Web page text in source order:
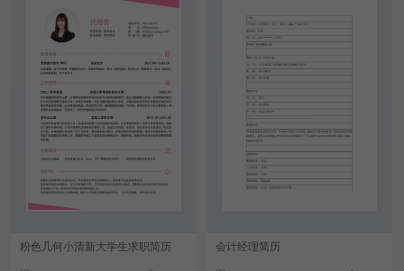
粉色几何小清新大学生求职简历 会计经理简历